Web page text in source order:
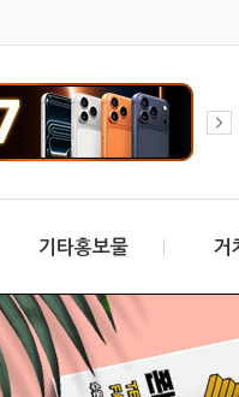
기타홍보물 거